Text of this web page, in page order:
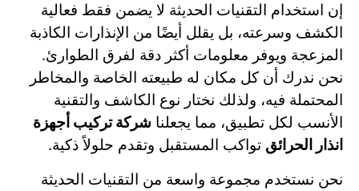
إن استخدام التقنيات الحديثة لا يضمن فقط فعالية
الكشف وسرعته، بل يقلل أيضًا من الإنذارات الكاذبة
المزعجة ويوفر معلومات أكثر دقة لفرق الطوارئ.
نحن ندرك أن كل مكان له طبيعته الخاصة والمخاطر
المحتملة فيه، ولذلك نختار نوع الكاشف والتقنية
الأنسب لكل تطبيق، مما يجعلنا شركة تركيب أجهزة
انذار الحرائق تواكب المستقبل وتقدم حلولاً ذكية.
نحن نستخدم مجموعة واسعة من التقنيات الحديثة